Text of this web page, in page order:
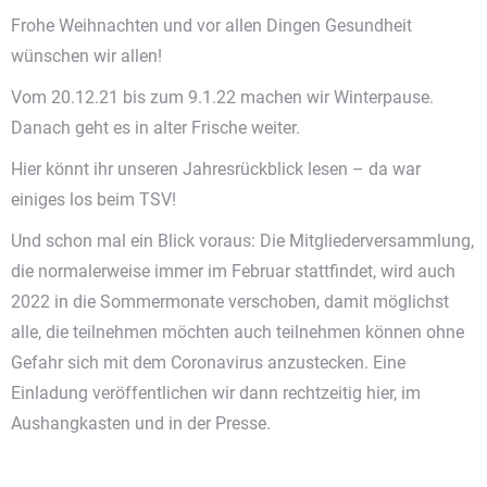
Frohe Weihnachten und vor allen Dingen Gesundheit
wünschen wir allen!
Vom 20.12.21 bis zum 9.1.22 machen wir Winterpause.
Danach geht es in alter Frische weiter.
Hier könnt ihr unseren Jahresrückblick lesen – da war
einiges los beim TSV!
Und schon mal ein Blick voraus: Die Mitgliederversammlung,
die normalerweise immer im Februar stattfindet, wird auch
2022 in die Sommermonate verschoben, damit möglichst
alle, die teilnehmen möchten auch teilnehmen können ohne
Gefahr sich mit dem Coronavirus anzustecken. Eine
Einladung veröffentlichen wir dann rechtzeitig hier, im
Aushangkasten und in der Presse.